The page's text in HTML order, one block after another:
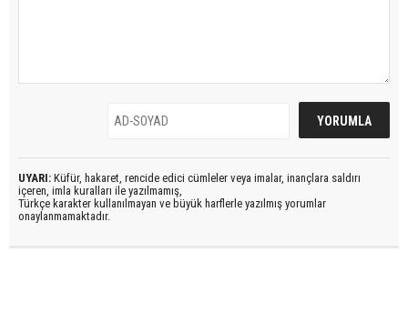
UYARI: Küfür, hakaret, rencide edici cümleler veya imalar, inançlara saldırı
içeren, imla kuralları ile yazılmamış,
Türkçe karakter kullanılmayan ve büyük harflerle yazılmış yorumlar
onaylanmamaktadır.